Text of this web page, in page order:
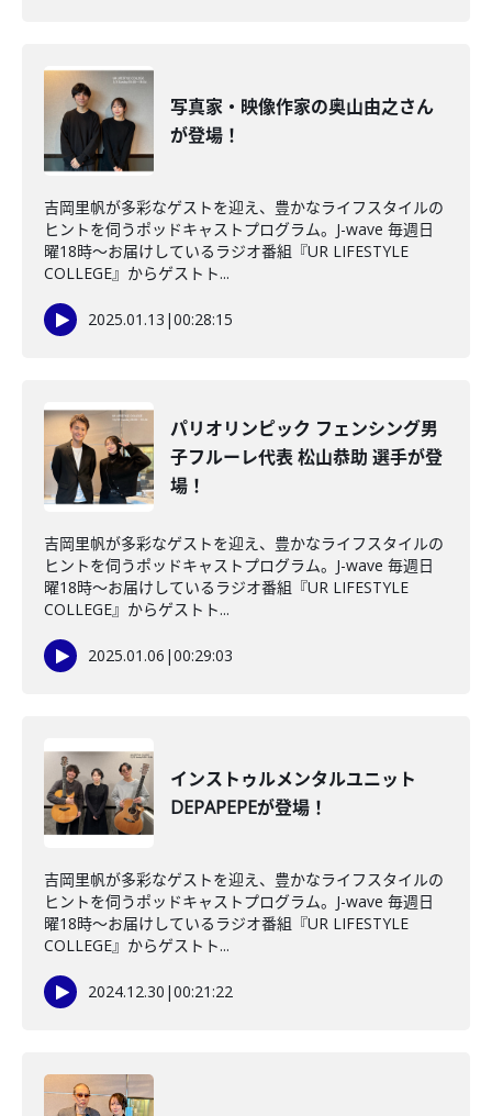
写真家・映像作家の奥山由之さん
が登場！
吉岡里帆が多彩なゲストを迎え、豊かなライフスタイルの
ヒントを伺うポッドキャストプログラム。J-wave 毎週日
曜18時～お届けしているラジオ番組『UR LIFESTYLE
COLLEGE』からゲストト...
2025.01.13 |00:28:15
パリオリンピック フェンシング男
子フルーレ代表 松山恭助 選手が登
場！
吉岡里帆が多彩なゲストを迎え、豊かなライフスタイルの
ヒントを伺うポッドキャストプログラム。J-wave 毎週日
曜18時～お届けしているラジオ番組『UR LIFESTYLE
COLLEGE』からゲストト...
2025.01.06 |00:29:03
インストゥルメンタルユニット
DEPAPEPEが登場！
吉岡里帆が多彩なゲストを迎え、豊かなライフスタイルの
ヒントを伺うポッドキャストプログラム。J-wave 毎週日
曜18時～お届けしているラジオ番組『UR LIFESTYLE
COLLEGE』からゲストト...
2024.12.30 |00:21:22